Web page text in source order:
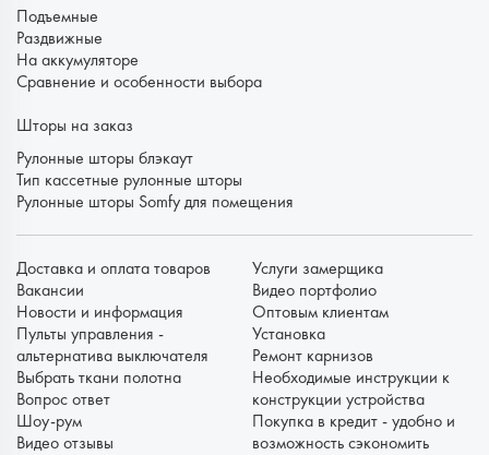
Подъемные
Раздвижные
На аккумуляторе
Сравнение и особенности выбора
Шторы на заказ
Рулонные шторы блэкаут
Тип кассетные рулонные шторы
Рулонные шторы Somfy для помещения
Доставка и оплата товаров
Вакансии
Новости и информация
Пульты управления -
альтернатива выключателя
Выбрать ткани полотна
Вопрос ответ
Шоу-рум
Видео отзывы
Услуги замерщика
Видео портфолио
Оптовым клиентам
Установка
Ремонт карнизов
Необходимые инструкции к
конструкции устройства
Покупка в кредит - удобно и
возможность сэкономить